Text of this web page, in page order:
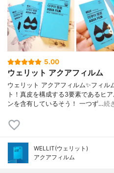
5.00
ウェリット アクアフィルム
ウェリット アクアフィルム✨フィル
ト！真皮を構成する3要素であるヒ
ンを含有しているそう！ 一つず…続
WELLIT(ウェリット)
アクアフィルム